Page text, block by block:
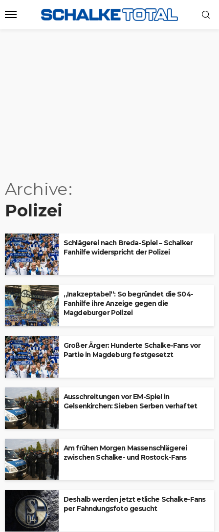
Archive
Polizei
Schlägerei nach Breda-Spiel – Schalker
Fanhilfe widerspricht der Polizei
„Inakzeptabel“: So begründet die S04-
Fanhilfe ihre Anzeige gegen die
Magdeburger Polizei
Großer Ärger: Hunderte Schalke-Fans vor
Partie in Magdeburg festgesetzt
Ausschreitungen vor EM-Spiel in
Gelsenkirchen: Sieben Serben verhaftet
Am frühen Morgen Massenschlägerei
zwischen Schalke- und Rostock-Fans
Deshalb werden jetzt etliche Schalke-Fans
per Fahndungsfoto gesucht